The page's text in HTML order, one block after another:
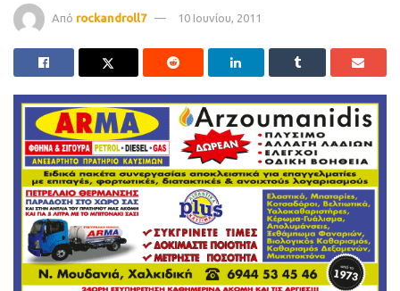
Από rockandroll7 10 Ιουνίου, 2011